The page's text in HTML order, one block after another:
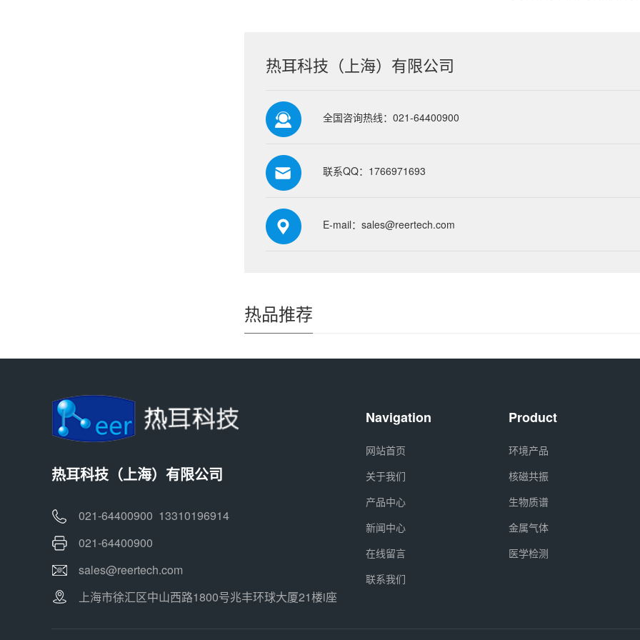
热耳科技（上海）有限公司
全国咨询热线：021-64400900
联系QQ：1766971693
E-mail：sales@reertech.com
热品推荐
热耳科技（上海）有限公司
021-64400900 13310196914
021-64400900
sales@reertech.com
上海市徐汇区中山西路1800号兆丰环球大厦21楼i座
Navigation
网站首页
关于我们
产品中心
新闻中心
在线留言
联系我们
Product
环境产品
核磁共振
生物质谱
金属气体
医学检测